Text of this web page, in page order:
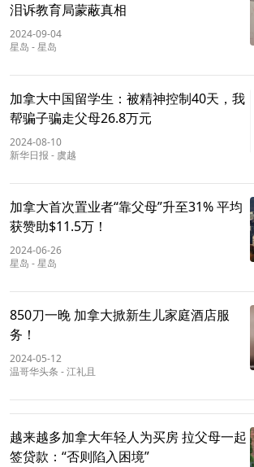
泪诉教育局蒙蔽真相
2024-09-04
星岛 -星岛
加拿大中国留学生：被精神控制40天，我
帮骗子骗走父母26.8万元
2024-08-10
新华日报 - 虞越
加拿大首次置业者“靠父母”升至31% 平均
获赞助$11.5万！
2024-06-26
星岛 -星岛
850刀一晚 加拿大掀新生儿家庭酒店服
务！
2024-05-12
温哥华头条 -江礼且
越来越多加拿大年轻人为买房 拉父母一起
签贷款：“否则陷入困境”